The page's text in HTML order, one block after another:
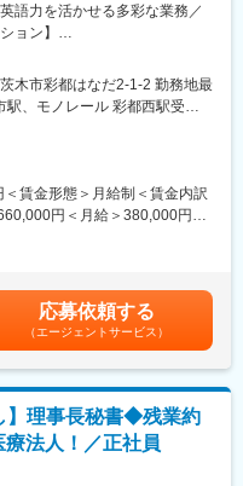
ムを率いてリサーチ業務に従
現在に至ります。
アシスタントとしてのキャリ
接的に会社の採用力強化・ブ
ップクラスの有識者の思考に
大きさと成長実感
ィス環境
語力を活かせる多彩な業務／
ョン】
書業務を中心に、対外的な顧
企画業務など、幅広いバック
一般的な「秘書」の枠にとど
な役割を担っていただくポジ
ル利用可）など秘書業務全般
応対や、社長室として広報活
企画関連の業務にも参画いた
係部門と連携しながら業務を
木市彩都はなだ2-1-2 勤務地最
、モノレール 彩都西駅受動
囲：無
賃金形態＞月給制＜賃金内訳
円＜月給＞380,000円～
応募依頼する
（エージェントサービス）
】理事長秘書◆残業約
法人！／正社員